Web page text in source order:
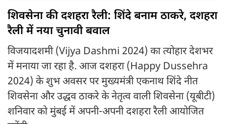
शिवसेना की दशहरा रैली: शिंदे बनाम ठाकरे, दशहरा
रैली में नया चुनावी बवाल
विजयादशमी (Vijya Dashmi 2024) का त्योहार देशभर
में मनाया जा रहा है. आज दशहरा (Happy Dussehra
2024) के शुभ अवसर पर मुख्यमंत्री एकनाथ शिंदे नीत
शिवसेना और उद्धव ठाकरे के नेतृत्व वाली शिवसेना (यूबीटी)
शनिवार को मुंबई में अपनी-अपनी दशहरा रैली आयोजित